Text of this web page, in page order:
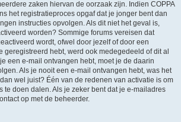
zaken hiervan de oorzaak zijn. Indien COPPA
het registratieproces opgaf dat je jonger bent dan
instructies opvolgen. Als dit niet het geval is,
worden? Sommige forums vereisen dat
wordt, ofwel door jezelf of door een
geregistreerd hebt, werd ook medegedeeld of dit al
een e-mail ontvangen hebt, moet je de daarin
Als je nooit een e-mail ontvangen hebt, was het
wel juist? Één van de redenen van activatie is om
te doen dalen. Als je zeker bent dat je e-mailadres
op met de beheerder.